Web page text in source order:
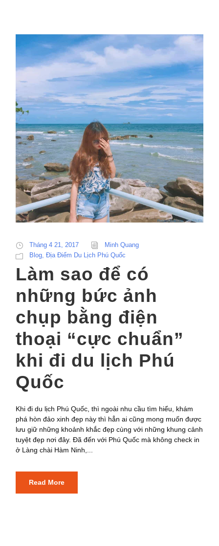
Tháng 4 21, 2017
Minh Quang
Blog, Địa Điểm Du Lịch Phú Quốc
Làm sao để có
những bức ảnh
chụp bằng điện
thoại “cực chuẩn”
khi đi du lịch Phú
Quốc
Khi đi du lịch Phú Quốc, thì ngoài nhu cầu tìm hiểu, khám
phá hòn đảo xinh đẹp này thì hẳn ai cũng mong muốn được
lưu giữ những khoảnh khắc đẹp cùng với những khung cảnh
tuyệt đẹp nơi đây. Đã đến với Phú Quốc mà không check in
ở Làng chài Hàm Ninh,...
Read More